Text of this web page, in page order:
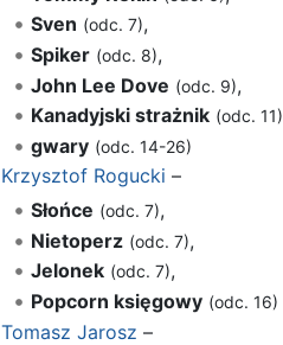
Sven (odc. 7),
Spiker (odc. 8),
John Lee Dove (odc. 9),
Kanadyjski strażnik (odc. 11)
gwary (odc. 14-26)
Krzysztof Rogucki –
Słońce (odc. 7),
Nietoperz (odc. 7),
Jelonek (odc. 7),
Popcorn księgowy (odc. 16)
Tomasz Jarosz –